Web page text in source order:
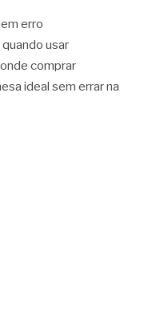
erro
usar
comprar
ideal sem errar na